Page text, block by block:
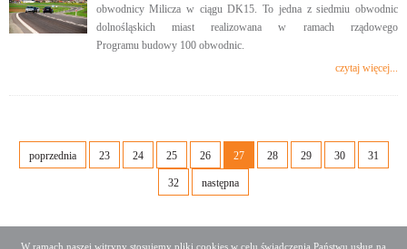
W ramach naszej witryny stosujemy pliki cookies w celu świadczenia Państwu usług na
obwodnicy Milicza w ciągu DK15. To jedna z siedmiu obwodnic
dolnośląskich miast realizowana w ramach rządowego
Programu budowy 100 obwodnic.
czytaj więcej...
poprzednia 23 24 25 26 27 28 29 30 31
32 następna